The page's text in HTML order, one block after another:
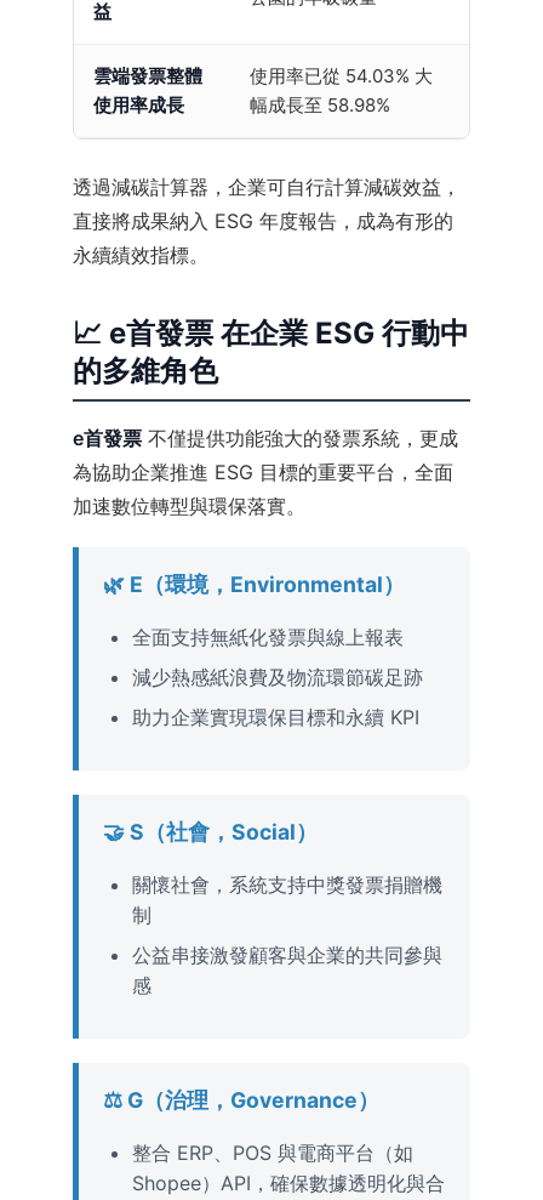
益
雲端發票整體
使用率成長
使用率已從 54.03% 大
幅成長至 58.98%
透過減碳計算器，企業可自行計算減碳效益，
直接將成果納入 ESG 年度報告，成為有形的
永續績效指標。
📈 e首發票 在企業 ESG 行動中
的多維角色
e首發票 不僅提供功能強大的發票系統，更成
為協助企業推進 ESG 目標的重要平台，全面
加速數位轉型與環保落實。
🌿 E（環境，Environmental）
全面支持無紙化發票與線上報表
減少熱感紙浪費及物流環節碳足跡
助力企業實現環保目標和永續 KPI
🤝 S（社會，Social）
關懷社會，系統支持中獎發票捐贈機
制
公益串接激發顧客與企業的共同參與
感
⚖️ G（治理，Governance）
整合 ERP、POS 與電商平台（如
Shopee）API，確保數據透明化與合